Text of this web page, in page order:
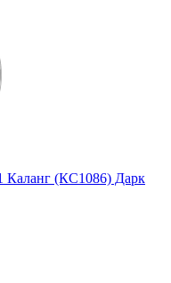
Каланг (КС1086) Дарк